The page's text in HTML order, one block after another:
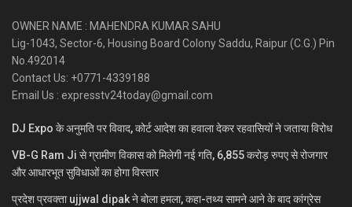
OWNER NAME : MAHENDRA KUMAR SAHU
Lig-1043, Sector-6, Housing Board Colony Saddu, Raipur (C.G.) Pin
No.492014
Contact Us: +0771-4339188
Email Us : expresstv24today@gmail.com
DJ Expo के अनुमति पर विवाद, कोर्ट आदेश का हवाला देकर रहवासियों ने जताया विरोध
VB-G Ram Ji से ग्रामीण विकास को मिलेगी नई गति, 6,855 करोड़ रुपए से रोजगार
और आधारभूत सुविधाओं का होगा विस्तार
प्रदेश प्रवक्ता ujjwal dipak ने बोला हमला, कहा-तथ्य सामने आने के बाद कांग्रेस